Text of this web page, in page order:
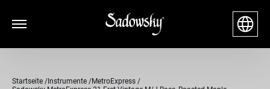
Startseite Instrumente
MetroExpress